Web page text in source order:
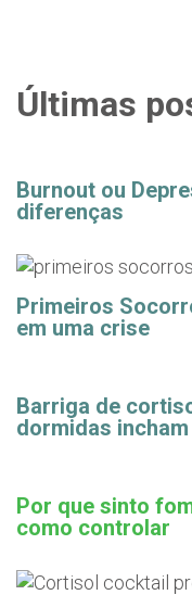
Últimas
Burnout ou
diferenças
Primeiros
em uma crise
Barriga de
dormidas
Por que sinto
como controlar